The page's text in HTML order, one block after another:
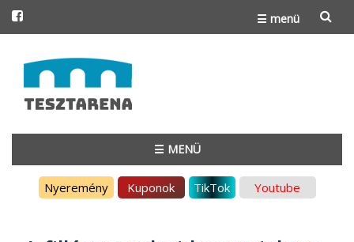
☰ menü
to
content
☰ MENÜ
Nyeremény Kuponok TikTok Youtube